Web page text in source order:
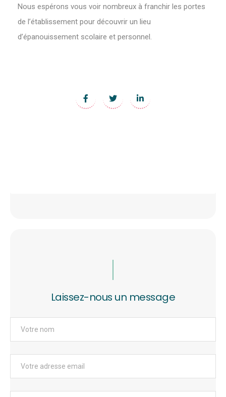
Nous espérons vous voir nombreux à franchir les portes
de l’établissement pour découvrir un lieu
d’épanouissement scolaire et personnel.
Laissez-nous un message